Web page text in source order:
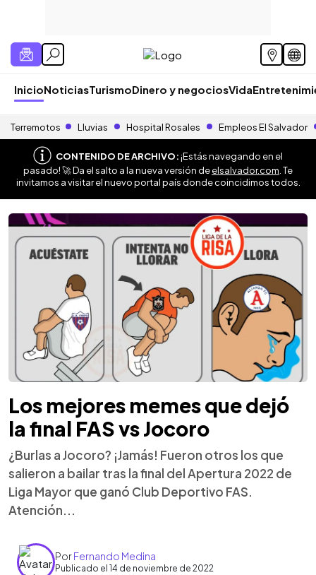
InicioNoticiasTurismoDinero y negociosVida
Terremotos Lluvias Hospital Rosales Empleos El Salvador
CONTENIDO DE ARCHIVO:¡Estás navegando en el
pasado! 🚀 Da el salto a la nueva versión deelsalvador.com . Te
invitamos a visitar el nuevo portal país donde coincidimos todos.
Los mejores memes que dejó
la final FAS vs Jocoro
¿Burlas a Jocoro? ¡Jamás! Fueron otros los que
salieron a bailar tras la final del Apertura 2022 de
Liga Mayor que ganó Club Deportivo FAS.
Atención...
PorFernando Medina
Publicado el 14 de noviembre de 2022